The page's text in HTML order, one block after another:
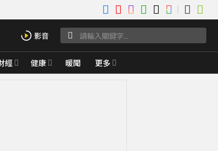
經 健康 暖聞 更多